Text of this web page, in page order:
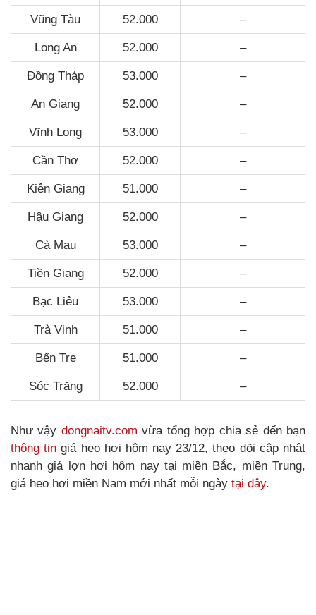
Vũng Tàu 52.000 –
Long An 52.000 –
Đồng Tháp 53.000 –
An Giang 52.000 –
Vĩnh Long 53.000 –
Cần Thơ 52.000 –
Kiên Giang 51.000 –
Hậu Giang 52.000 –
Cà Mau 53.000 –
Tiền Giang 52.000 –
Bạc Liêu 53.000 –
Trà Vinh 51.000 –
Bến Tre 51.000 –
Sóc Trăng 52.000 –
Như vậy dongnaitv.com vừa tổng hợp chia sẻ đến bạn
thông tin giá heo hơi hôm nay 23/12, theo dõi cập nhật
nhanh giá lợn hơi hôm nay tại miền Bắc, miền Trung,
giá heo hơi miền Nam mới nhất mỗi ngày tại đây.